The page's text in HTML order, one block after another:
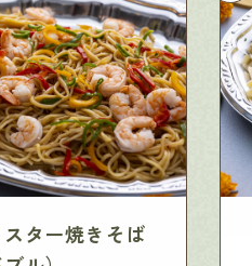
ター焼きそば